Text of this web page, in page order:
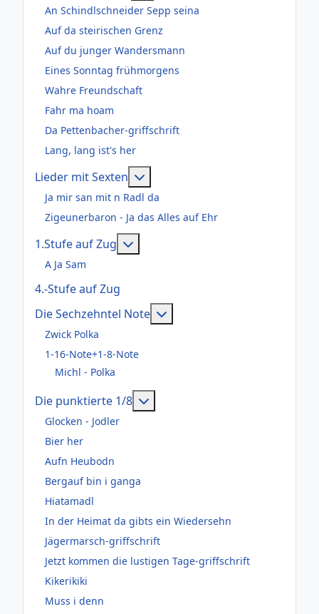
An Schindlschneider Sepp seina
Auf da steirischen Grenz
Auf du junger Wandersmann
Eines Sonntag frühmorgens
Wahre Freundschaft
Fahr ma hoam
Da Pettenbacher-griffschrift
Lang, lang ist's her
Lieder mit Sexten
Ja mir san mit n Radl da
Zigeunerbaron - Ja das Alles auf Ehr
1.Stufe auf Zug
A Ja Sam
4.-Stufe auf Zug
Die Sechzehntel Note
Zwick Polka
1-16-Note+1-8-Note
Michl - Polka
Die punktierte 1/8
Glocken - Jodler
Bier her
Aufn Heubodn
Bergauf bin i ganga
Hiatamadl
In der Heimat da gibts ein Wiedersehn
Jägermarsch-griffschrift
Jetzt kommen die lustigen Tage-griffschrift
Kikerikiki
Muss i denn